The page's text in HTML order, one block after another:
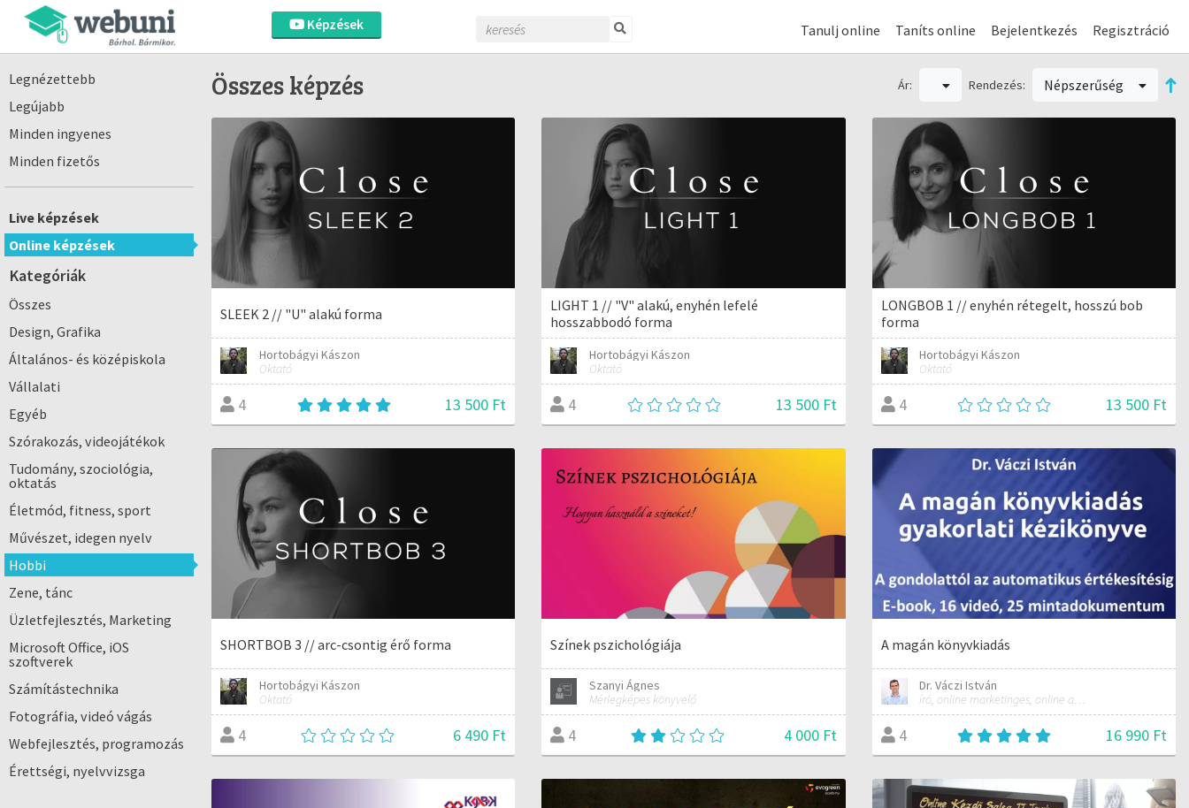
Képzések Tanulj online Taníts online Bejelentkezés Regisztráció
Legnézettebb
Legújabb
Minden ingyenes
Minden fizetős
Live képzések
Online képzések
Kategóriák
Összes
Design, Grafika
Általános- és középiskola
Vállalati
Egyéb
Szórakozás, videojátékok
Tudomány, szociológia,
oktatás
Életmód, fitness, sport
Művészet, idegen nyelv
Hobbi
Zene, tánc
Üzletfejlesztés, Marketing
Microsoft Office, iOS
szoftverek
Számítástechnika
Fotográfia, videó vágás
Webfejlesztés, programozás
Érettségi, nyelvvizsga
Összes képzés Ár: Rendezés: Népszerűség
SLEEK 2 // "U" alakú forma
Hortobágyi Kászon
Oktató
4 13 500 Ft
LIGHT 1 // "V" alakú, enyhén lefelé
hosszabbodó forma
Hortobágyi Kászon
Oktató
4 13 500 Ft
LONGBOB 1 // enyhén rétegelt, hosszú bob
forma
Hortobágyi Kászon
Oktató
4 13 500 Ft
SHORTBOB 3 // arc-csontig érő forma
Hortobágyi Kászon
Oktató
4 6 490 Ft
Színek pszichológiája
Szanyi Ágnes
Mérlegképes könyvelő
4 4 000 Ft
A magán könyvkiadás
Dr. Váczi István
író, online marketinges, online automatizálási szakember
4 16 990 Ft